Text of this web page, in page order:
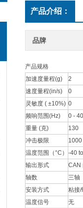
产品介绍：
品牌
产品规格
加速度量程(g)
2
速度量程(in/s)
0
灵敏度 ( ±10%) 0
频响范围(Hz)
0 -
重量 (克)
130
冲击极限
1000
温度范围（°C） -40
输出形式
CAN
轴数
三轴
安装方式
粘接/
温度信号
无